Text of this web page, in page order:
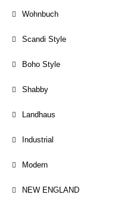
Wohnbuch
Scandi Style
Boho Style
Shabby
Landhaus
Industrial
Modern
NEW ENGLAND